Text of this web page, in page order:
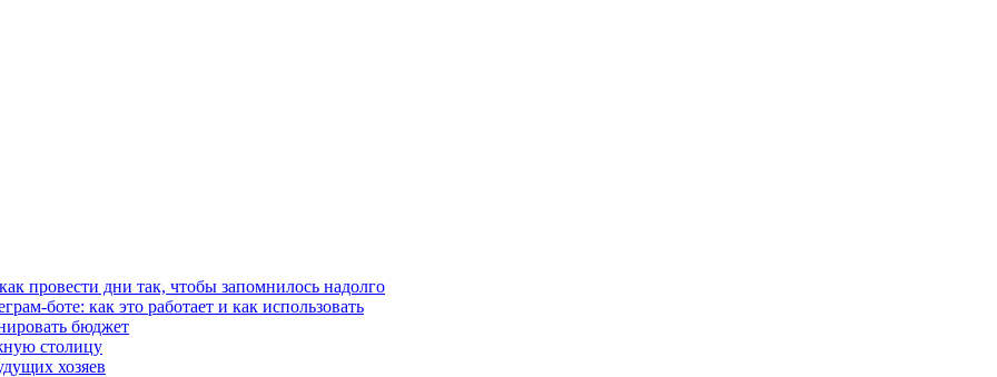
провести дни так, чтобы запомнилось надолго
боте: как это работает и как использовать
бюджет
столицу
хозяев